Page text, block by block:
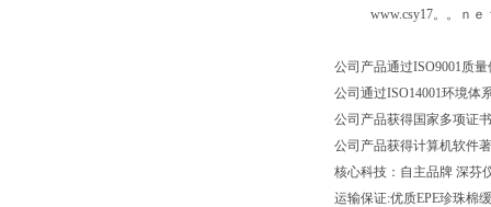
www.csy17。。ｎｅ
公司产品通过ISO9001质
公司通过ISO14001
公司产品获得国家多项证书
公司产品获得计算机软件
核心科技：自主品牌 深芬
运输保证:优质EPE珍珠棉